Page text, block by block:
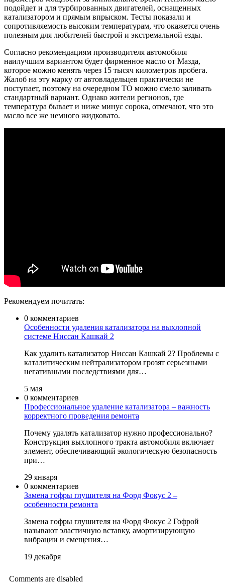
подойдет и для турбированных двигателей, оснащенных
катализатором и прямым впрыском. Тесты показали и
сопротивляемость высоким температурам, что окажется очень
полезным для любителей быстрой и экстремальной езды.
Согласно рекомендациям производителя автомобиля
наилучшим вариантом будет фирменное масло от Мазда,
которое можно менять через 15 тысяч километров пробега.
Жалоб на эту марку от автовладельцев практически не
поступает, поэтому на очередном ТО можно смело заливать
стандартный вариант. Однако жители регионов, где
температура бывает и ниже минус сорока, отмечают, что это
масло все же немного жидковато.
Рекомендуем почитать:
0 комментариев
Особенности удаления катализатора на выхлопной
системе Ниссан Кашкай 2
Как удалить катализатор Ниссан Кашкай 2? Проблемы с
каталитическим нейтрализатором грозят серьезными
негативными последствиями для…
5 мая
0 комментариев
Профессиональное удаление катализатора – важность
корректного проведения ремонта
Почему удалять катализатор нужно профессионально?
Конструкция выхлопного тракта автомобиля включает
элемент, обеспечивающий экологическую безопасность
при…
29 января
0 комментариев
Замена гофры глушителя на Форд Фокус 2 –
особенности ремонта
Замена гофры глушителя на Форд Фокус 2 Гофрой
называют эластичную вставку, амортизирующую
вибрации и смещения…
19 декабря
Comments are disabled